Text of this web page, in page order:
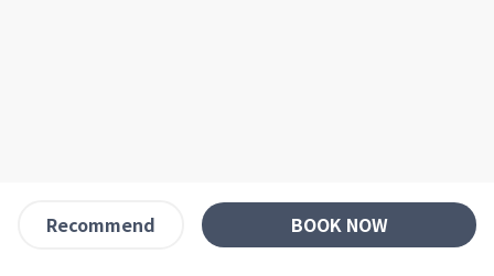
Recommend BOOK NOW